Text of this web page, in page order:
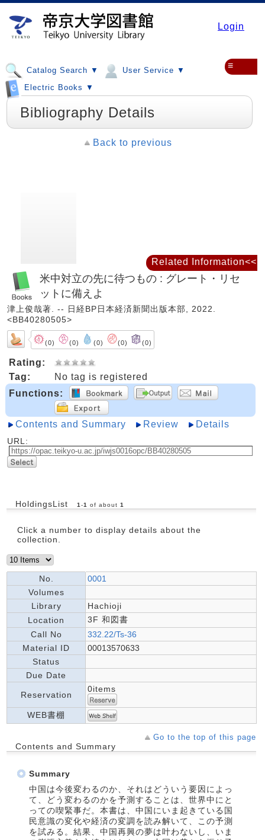
Login
Catalog Search ▼
User Service ▼
Electric Books ▼
≡
Bibliography Details
Back to previous
米中対立の先に待つもの : グレート・リセ
ットに備えよ
津上俊哉著. -- 日経BP日本経済新聞出版本部, 2022.
<BB40280505>
(0) (0) (0) (0) (0)
Rating:
Tag:
No tag is registered
Functions:
Contents and Summary Review Details
URL:
HoldingsList 1 -1 of about 1
Click a number to display details about the
collection.
No.
0001
Volumes
Library
Hachioji
Location
3F 和図書
Call No
332.22/Ts-36
Material ID
00013570633
Status
Due Date
Reservation
0items
WEB書棚
Go to the top of this page
Contents and Summary
Summary
中国は今後変わるのか、それはどういう要因によっ
て、どう変わるのかを予測することは、世界中にと
っての喫緊事だ。本書は、中国にいま起きている国
民意識の変化や経済の変調を読み解いて、この予測
を試みる。結果、中国再興の夢は叶わないし、いま
Related Information<<